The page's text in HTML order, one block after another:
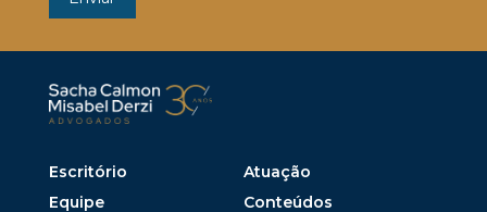
Escritório
Atuação
Equipe
Conteúdos